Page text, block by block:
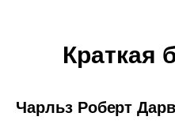
Краткая
Чарльз Роберт